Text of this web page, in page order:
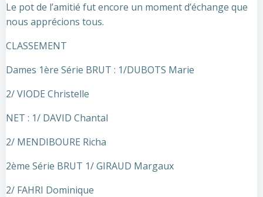
Le pot de l’amitié fut encore un moment d’échange que
nous apprécions tous.
CLASSEMENT
Dames 1ère Série BRUT : 1/DUBOTS Marie
2/ VIODE Christelle
NET : 1/ DAVID Chantal
2/ MENDIBOURE Richa
2ème Série BRUT 1/ GIRAUD Margaux
2/ FAHRI Dominique